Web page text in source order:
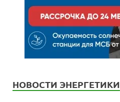
НОВОСТИ ЭНЕРГЕТИКИ